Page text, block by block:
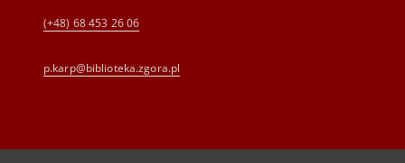
(+48) 68 453 26 06
p.karp@biblioteka.zgora.pl